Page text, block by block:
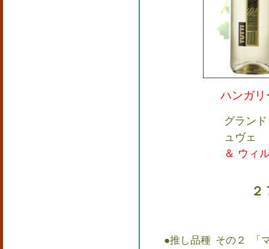
ハンガ
グラン
ュヴェ
＆ ウィ
●推し品種 その２ 「